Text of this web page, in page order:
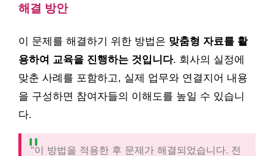
해결 방안
이 문제를 해결하기 위한 방법은 맞춤형 자료를 활
용하여 교육을 진행하는 것입니다. 회사의 실정에
맞춘 사례를 포함하고, 실제 업무와 연결지어 내용
을 구성하면 참여자들의 이해도를 높일 수 있습니
다.
“이 방법을 적용한 후 문제가 해결되었습니다. 전